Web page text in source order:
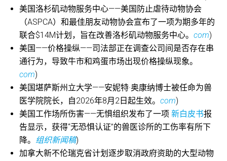
美国洛杉矶动物服务中心——美国防止虐待动物协会
（ASPCA）和最佳朋友动物协会宣布了一项为期多年的
联合$14M计划，旨在改善洛杉矶动物服务中心。com)
美国——价格操纵——司法部正在调查公司间是否存在串
通行为，导致牛市和鸡蛋市场出现价格操纵现象。
com)
美国堪萨斯州立大学——安妮特·奥康纳博士被任命为兽
医学院院长，自2026年8月2日起生效。com)
美国工作场所伤害——无惧组织发布了一项新白皮书报
告显示，获得“无恐惧认证”的兽医诊所的工伤率有所下
降。 组织新闻稿)
加拿大新不伦瑞克省计划逐步取消政府资助的大型动物